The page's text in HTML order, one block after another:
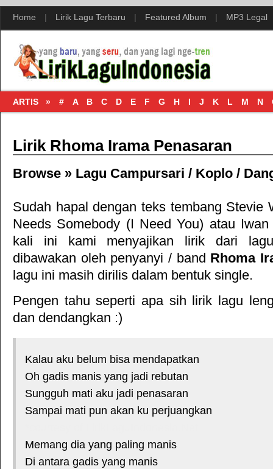
Home | Lirik Lagu Terbaru | Featured Album | MP3 Legal
ARTIS » # A B C D E F G H I J K L M N
Lirik Rhoma Irama Penasaran
Browse » Lagu Campursari / Koplo /
Sudah hapal dengan teks tembang Stevie
Needs Somebody (I Need You) atau
kali ini kami menyajikan lirik dari
dibawakan oleh penyanyi / band Rhoma
lagu ini masih dirilis dalam bentuk single.
Pengen tahu seperti apa sih lirik lagu
dan dendangkan :)
Kalau aku belum bisa mendapatkan
Oh gadis manis yang jadi rebutan
Sungguh mati aku jadi penasaran
Sampai mati pun akan ku perjuangkan
Memang dia yang paling manis
Di antara gadis yang manis